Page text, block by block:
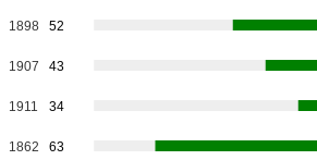
1898 52
1907 43
1911 34
1862 63